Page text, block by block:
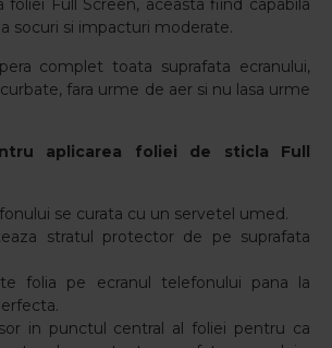
Full Screen, aceasta fiind capabila
socuri si impacturi moderate.
complet toata suprafata ecranului,
fara urme de aer si nu lasa urme
aplicarea foliei de sticla Full
se curata cu un servetel umed.
stratul protector de pe suprafata
folia pe ecranul telefonului pana la
in punctul central al foliei pentru ca